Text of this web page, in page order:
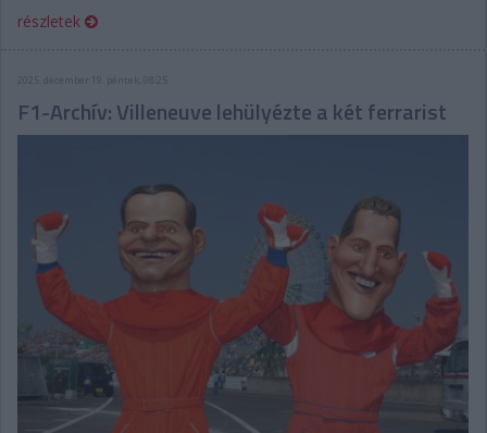
részletek
2025. december 19. péntek, 08:25
F1-Archív: Villeneuve lehülyézte a két ferrarist